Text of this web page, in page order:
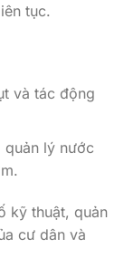
tục.
và tác động
quản lý nước
kỹ thuật, quản
cư dân và